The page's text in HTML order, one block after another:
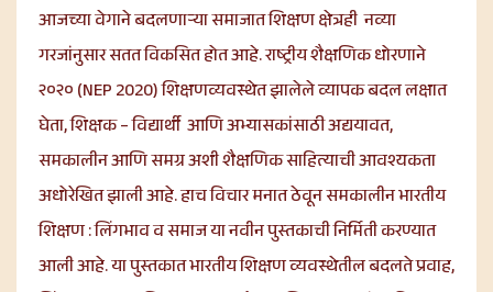
आजच्या वेगाने बदलणाऱ्या समाजात शिक्षण क्षेत्रही नव्या
गरजांनुसार सतत विकसित होत आहे. राष्ट्रीय शैक्षणिक धोरणाने
२०२० (NEP 2020) शिक्षणव्यवस्थेत झालेले व्यापक बदल लक्षात
घेता, शिक्षक – विद्यार्थी आणि अभ्यासकांसाठी अद्ययावत,
समकालीन आणि समग्र अशी शैक्षणिक साहित्याची आवश्यकता
अधोरेखित झाली आहे. हाच विचार मनात ठेवून समकालीन भारतीय
शिक्षण : लिंगभाव व समाज या नवीन पुस्तकाची निर्मिती करण्यात
आली आहे. या पुस्तकात भारतीय शिक्षण व्यवस्थेतील बदलते प्रवाह,